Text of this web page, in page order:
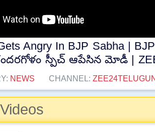
Angry In BJP Sabha |
స్పీచ్ ఆపేసిన మోడీ |
NEWS CHANNEL: